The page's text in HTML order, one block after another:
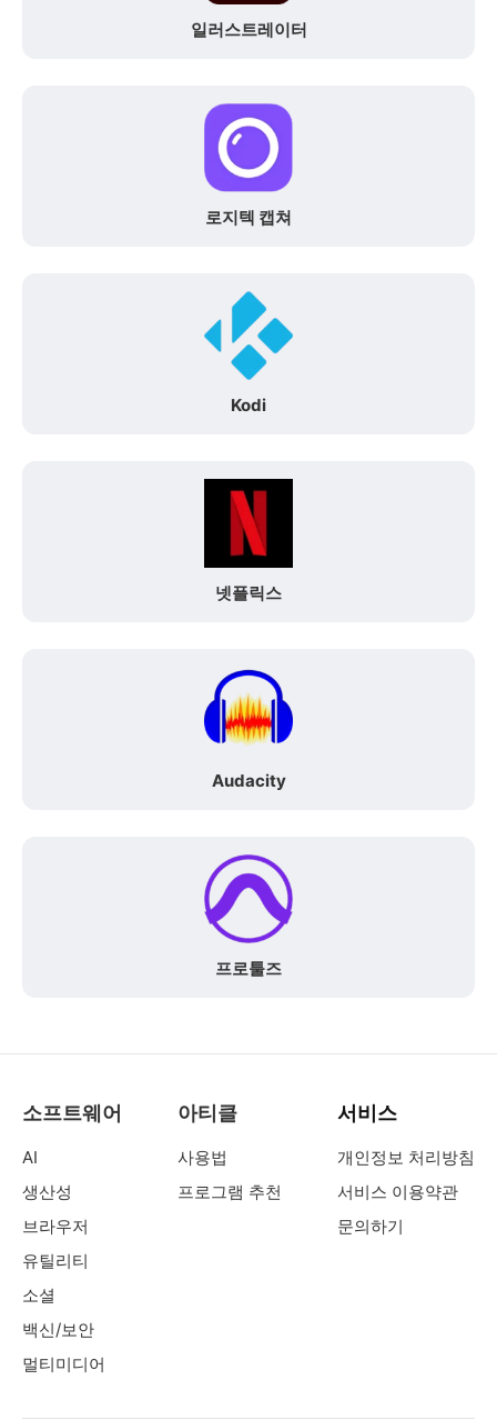
일러스트레이터
로지텍 캡쳐
Kodi
넷플릭스
Audacity
프로툴즈
소프트웨어
AI
생산성
브라우저
유틸리티
소셜
백신/보안
멀티미디어
아티클
사용법
프로그램 추천
서비스
개인정보 처리방침
서비스 이용약관
문의하기